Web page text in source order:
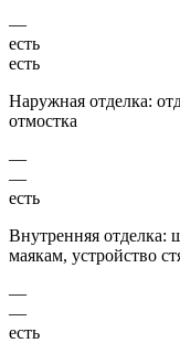
—
есть
есть
Наружная отделка:
отмостка
—
—
есть
Внутренняя отделка:
маякам, устройство
—
—
есть